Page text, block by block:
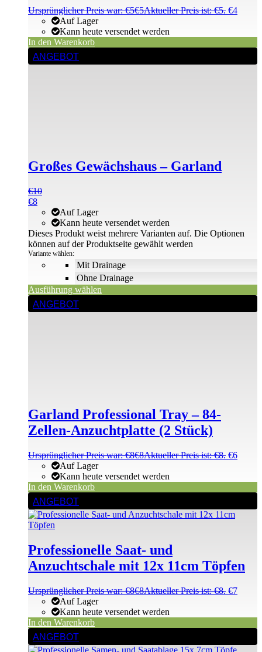
Ursprünglicher Preis war: €5€5Aktueller Preis ist: €5. €4
Auf Lager
Kann heute versendet werden
In den Warenkorb
ANGEBOT
Großes Gewächshaus – Garland
€10
€8
Mit Drainage
Ohne Drainage
Auf Lager
Kann heute versendet werden
Variante wählen:
Ausführung wählen
Dieses Produkt weist mehrere Varianten auf. Die Optionen
können auf der Produktseite gewählt werden
ANGEBOT
Garland Professional Tray – 84-
Zellen-Anzuchtplatte (2 Stück)
Ursprünglicher Preis war: €8€8Aktueller Preis ist: €8. €6
Auf Lager
Kann heute versendet werden
In den Warenkorb
ANGEBOT
Professionelle Saat- und
Anzuchtschale mit 12x 11cm Töpfen
Ursprünglicher Preis war: €8€8Aktueller Preis ist: €8. €7
Auf Lager
Kann heute versendet werden
In den Warenkorb
ANGEBOT